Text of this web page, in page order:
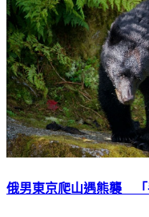
俄男東京爬山遇熊襲 「